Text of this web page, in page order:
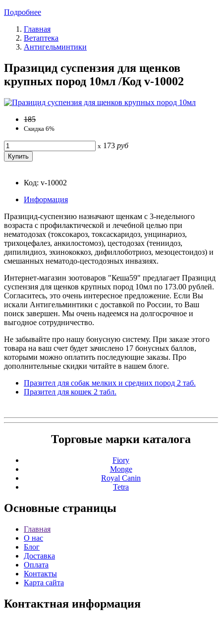
Подробнее
Главная
Ветаптека
Антигельминтики
Празицид суспензия для щенков
крупных пород 10мл /Код v-10002
185
Скидка 6%
x 173 руб
Код: v-10002
Информация
Празицид-суспензию назначают щенкам с 3-недельного
возраста с профилактической и лечебной целью при
нематодозах (токсокароз, токсаскаридоз, унцинариоз,
трихоцефалез, анкилостомоз), цестодозах (тениидоз,
дипилидиоз, эхинококкоз, дифиллоботриоз, мезоцестоидоз) и
смешанных нематодо-цестодозных инвазиях.
Интернет-магазин зоотоваров "Кеша59" предлагает Празицид
суспензия для щенков крупных пород 10мл по 173.00 рублей.
Согласитесь, это очень интересное предложение. Если Вы
искали Антигельминтики с доставкой по России, то Ваш
поиск завершен. Мы очень надеемся на долгосрочное и
выгодное сотрудничество.
Не забывайте про нашу бонусную систему. При заказе этого
товара на ваш счет будет зачислено 17 бонусных баллов,
которыми можно оплатить последующие заказы. Про
дополнительные скидки читайте в нашем блоге.
Празител для собак мелких и средних пород 2 таб.
Празител для кошек 2 табл.
Торговые марки каталога
Fiory
Monge
Royal Canin
Tetra
Основные страницы
Главная
О нас
Блог
Доставка
Оплата
Контакты
Карта сайта
Контактная информация